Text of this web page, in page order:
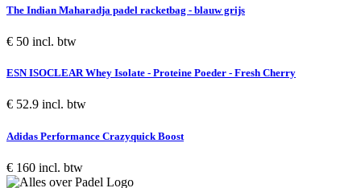
The Indian Maharadja padel racketbag - blauw grijs
€ 50 incl. btw
ESN ISOCLEAR Whey Isolate - Proteine Poeder - Fresh Cherry
€ 52.9 incl. btw
Adidas Performance Crazyquick Boost
€ 160 incl. btw